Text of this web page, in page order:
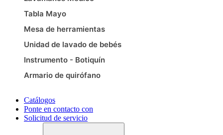
Tabla Mayo
Mesa de herramientas
Unidad de lavado de bebés
Instrumento - Botiquín
Armario de quirófano
Catálogos
Ponte en contacto con
Solicitud de servicio